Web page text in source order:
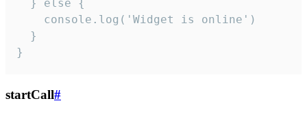
  } else {
    console.log('Widget is online')
  }
}
startCall#